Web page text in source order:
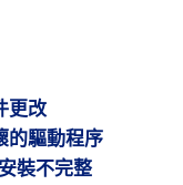
更改
的驅動程序
裝不完整